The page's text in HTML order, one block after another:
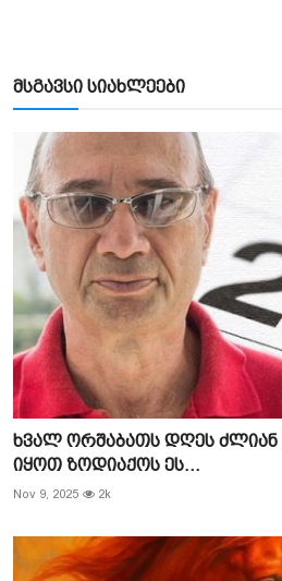
მსგავსი სიახლეები
ხვალ ორშაბათს დღეს
იყოთ ზოდიაქოს ეს...
Nov 9, 2025 2k